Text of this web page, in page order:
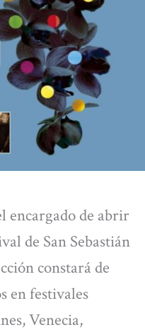
encargado de abrir
de San Sebastián
constará de
en festivales
Venecia,